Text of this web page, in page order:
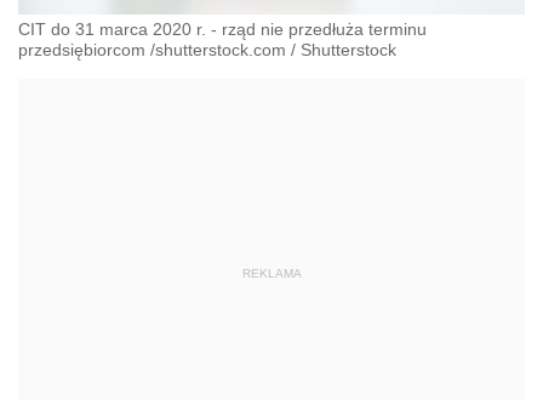
CIT do 31 marca 2020 r. - rząd nie przedłuża terminu
przedsiębiorcom /shutterstock.com / Shutterstock